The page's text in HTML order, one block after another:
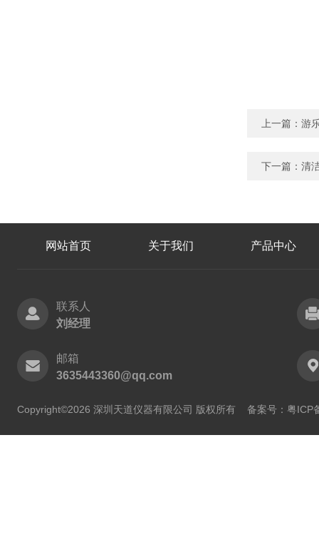
上一篇： 游
下一篇： 清
网站首页 关于我们 产品中心
联系人
刘经理
邮箱
3635443360@qq.com
Copyright©2026 深圳天道仪器有限公司 版权所有 备案号：粤ICP